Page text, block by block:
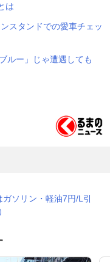
は
スタンドでの愛車チェッ
ルー」じゃ遭遇しても
ソリン・軽油7円/L引